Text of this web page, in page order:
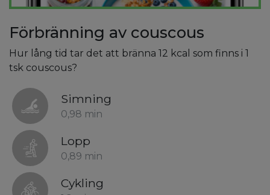
Förbränning av couscous
Hur lång tid tar det att bränna 12 kcal som finns i 1
tsk couscous?
Simning
0,98 min
Lopp
0,89 min
Cykling